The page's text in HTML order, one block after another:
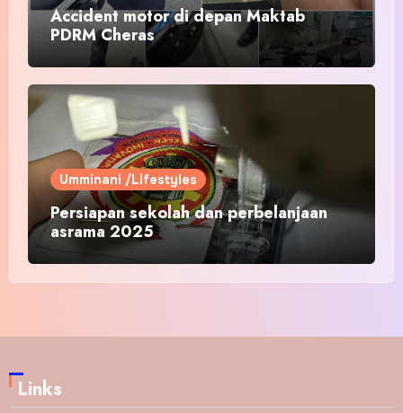
Accident motor di depan Maktab
PDRM Cheras
Umminani /Lifestyles
Persiapan sekolah dan perbelanjaan
asrama 2025
Links